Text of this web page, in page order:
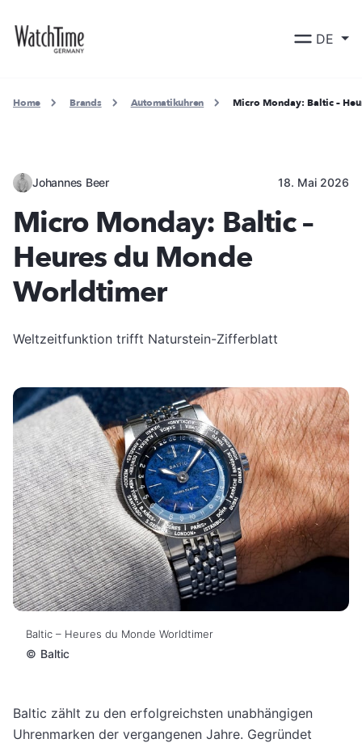
DE
Home Brands Automatikuhren Micro Monday: Baltic –
Johannes Beer 18. Mai 2026
Micro Monday: Baltic –
Heures du Monde
Worldtimer
Weltzeitfunktion trifft Naturstein-Zifferblatt
Baltic – Heures du Monde Worldtimer
© Baltic
Baltic zählt zu den erfolgreichsten unabhängigen
Uhrenmarken der vergangenen Jahre. Gegründet